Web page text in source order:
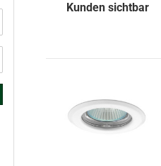
Kunden sichtbar